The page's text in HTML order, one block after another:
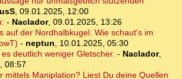
, 09.01.2025, 12:00
- Naclador, 09.01.2025, 13:26
auf der Nordhalbkugel. Wie schaut's im
- neptun, 10.01.2025, 05:30
deutlich weniger Gletscher. - Naclador,
08:57
mittels Maniplation? Liest Du deine Quellen